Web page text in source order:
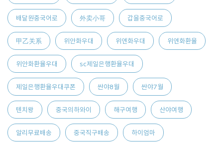
배달원중국어로 外卖小哥 갑을중국어로
甲乙关系 위안화우대 위엔화우대 위엔화환율
위안화환율우대 sc제일은행환율우대
제일은행환율우대쿠폰 싼야8월 싼야7월
텐치왕 중국의하와이 해구여행 산야여행
알리무료배송 중국직구배송 하이엄마